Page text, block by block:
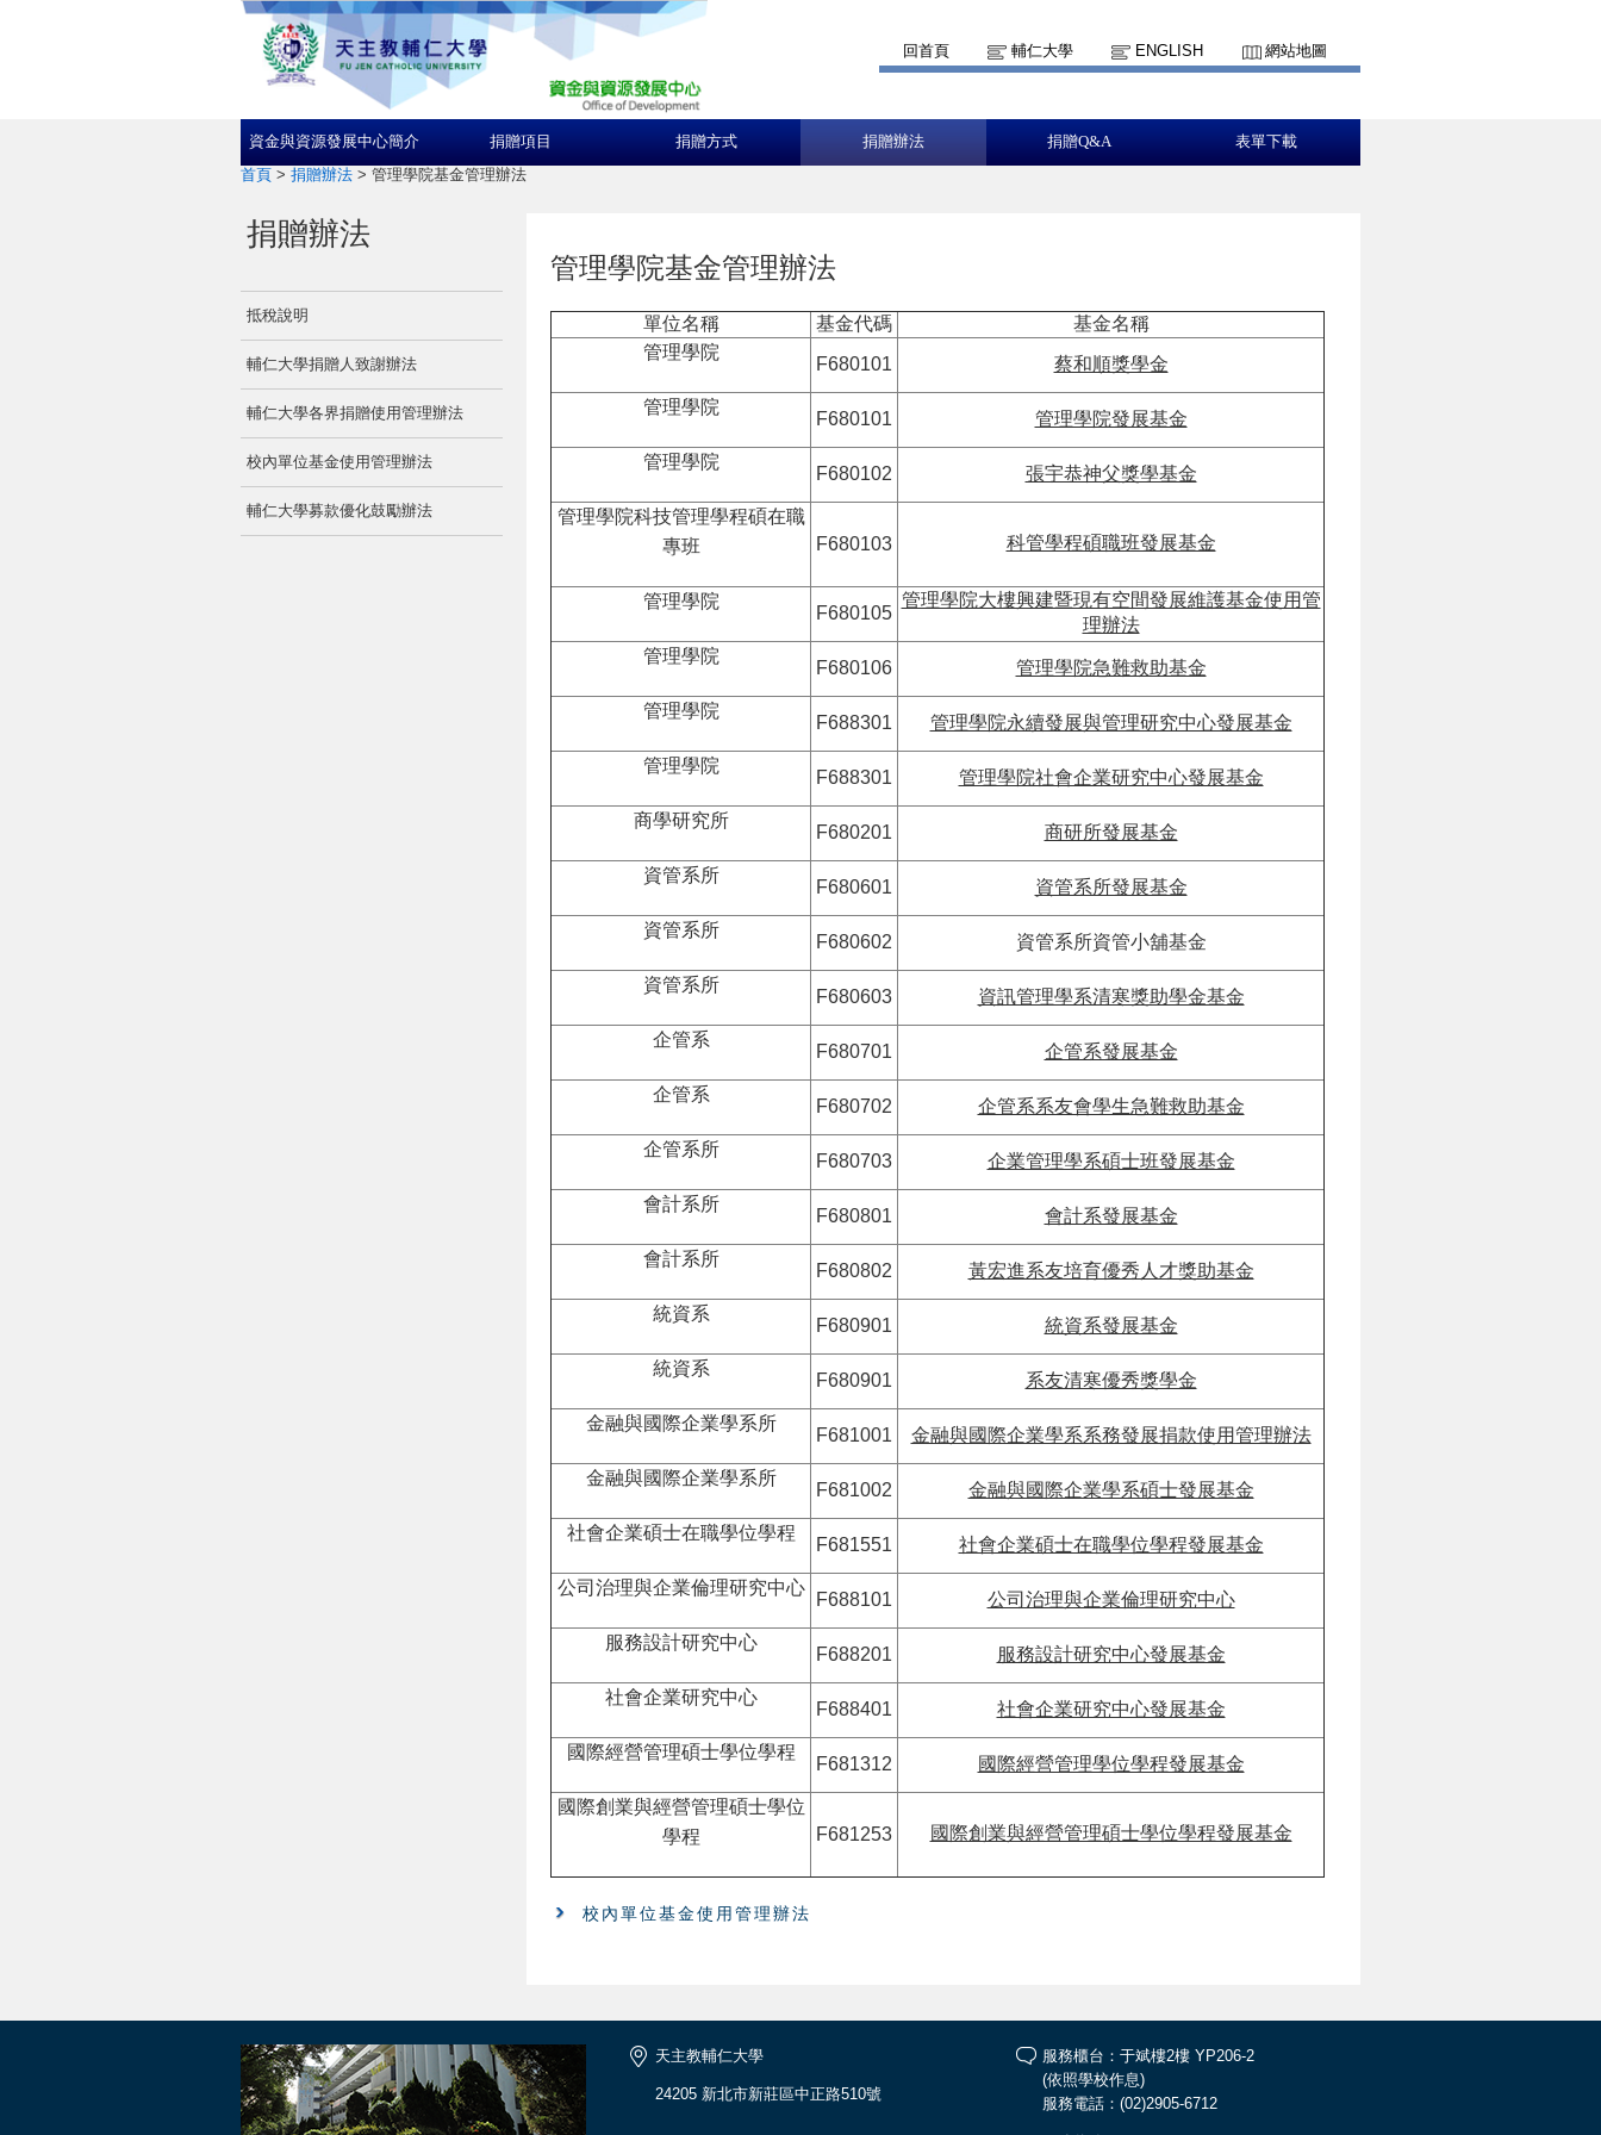
回首頁 輔仁大學 ENGLISH 網站地圖
資金與資源發展中心簡介 捐贈項目 捐贈方式 捐贈辦法 捐贈Q&A 表單下載
首頁 > 捐贈辦法 > 管理學院基金管理辦法
捐贈辦法
抵稅說明
輔仁大學捐贈人致謝辦法
輔仁大學各界捐贈使用管理辦法
校內單位基金使用管理辦法
輔仁大學募款優化鼓勵辦法
管理學院基金管理辦法
單位名稱 基金代碼
基金名稱
管理學院
F680101 蔡和順獎學金
管理學院
F680101 管理學院發展基金
管理學院
F680102 張宇恭神父獎學基金
管理學院科技管理學程碩在職
專班
F680103 科管學程碩職班發展基金
管理學院
F680105
管理學院大樓興建暨現有空間發展維護基金使用管
理辦法
管理學院
F680106 管理學院急難救助基金
管理學院
F688301 管理學院永續發展與管理研究中心發展基金
管理學院
F688301 管理學院社會企業研究中心發展基金
商學研究所
F680201 商研所發展基金
資管系所
F680601 資管系所發展基金
資管系所
F680602 資管系所資管小舖基金
資管系所
F680603 資訊管理學系清寒獎助學金基金
企管系
F680701 企管系發展基金
企管系
F680702 企管系系友會學生急難救助基金
企管系所
F680703 企業管理學系碩士班發展基金
會計系所
F680801 會計系發展基金
會計系所
F680802 黃宏進系友培育優秀人才獎助基金
統資系
F680901 統資系發展基金
統資系
F680901 系友清寒優秀獎學金
金融與國際企業學系所
F681001 金融與國際企業學系系務發展捐款使用管理辦法
金融與國際企業學系所
F681002 金融與國際企業學系碩士發展基金
社會企業碩士在職學位學程
F681551 社會企業碩士在職學位學程發展基金
公司治理與企業倫理研究中心
F688101 公司治理與企業倫理研究中心
服務設計研究中心
F688201 服務設計研究中心發展基金
社會企業研究中心
F688401 社會企業研究中心發展基金
國際經營管理碩士學位學程
F681312 國際經營管理學位學程發展基金
國際創業與經營管理碩士學位
學程
F681253 國際創業與經營管理碩士學位學程發展基金
校內單位基金使用管理辦法
天主教輔仁大學
24205 新北市新莊區中正路510號
服務櫃台：于斌樓2樓 YP206-2
(依照學校作息)
服務電話：(02)2905-6712